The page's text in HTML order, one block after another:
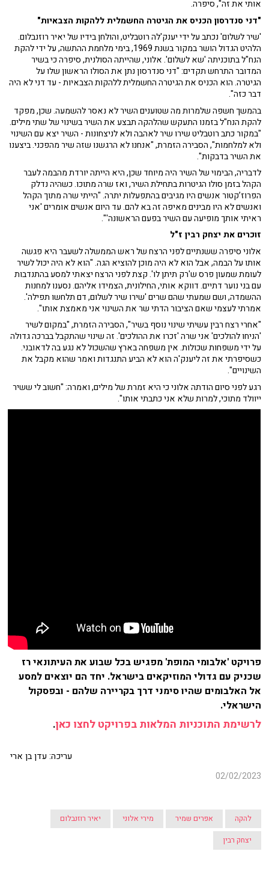
אותי את זה", סיפרה.
"דני סנדרסון הכניס את הגיטרה החשמלית ללהקות הצבאיות"
'שיר לשלום' נכתב על ידי יענק'לה רוטבליט, והולחן בידיו של יאיר רוזנבלום.
הלהיט הגדול הושר במקור בשנת 1969, בימי מלחמת ההתשה, על ידי להקת
הנח"ל בתוכניתה 'שא לשלום'. אלוני, שהייתה הסולנית, סיפרה כי בשיר
המדובר התרחש תקדים: "דני סנדרסון נתן את הסולו הראשון שלו על
הגיטרה. הוא הכניס את הגיטרה החשמלית ללהקות הצבאיות - עד דני לא היה
דבר כזה".
בהמשך חשפה שלמרות מה שטוענים השיר לא נאסר להשמעה. שכן, מפקד
להקת הנח"ל בזמנו התעקש שהלהקה תבצע את השיר בשינוי של שתי מילים.
"במקור כתב רוטבליט שירו שיר לאהבה ולא לניצחונות - השיר יצא עם השינוי
ולא למלחמות", הסבירה הזמרת, "אנחנו לא הרגשנו שזה שיר מהפכני. ביצענו
את השיר בדבקות".
לדבריה, הבימוי של השיר היה מיוחד שכן, היא הייתה יורדת מהבמה לעבר
הקהל בזמן סולו הגיטרות בתחילת השיר, ואז שרה מתוכו. כשהיה נדלק
הפרוז’קטור אנשים היו מגיבים בהתפעלות יתרה. "הייתי שרה מתוך הקהל
ואנשים לא היו מבינים מאיפה זה בא להם. עד היום אנשים אומרים 'אני
ראיתי אותך מופיעה עם השיר בפעם הראשונה'".
זוכרים את יצחק רבין ז"ל
אלוני סיפרה ששנתיים לפני הרצח של ראש הממשלה לשעבר היא פגשה
אותו על הבמה, אבל הוא לא היה מוכן להוציא הגה. "הוא לא היה יכול לשיר
לעומת שמעון פרס ש'רק תיתן לו'. קצת לפני הרצח יצאתי למסע בהתנדבות
עם בני נוער דתיים. דווקא אותי, החילונית, הצמידו אליהם. נסענו למחנות
ההשמדה, ושם שמעתי שהם שרים 'שירו שיר לשלום, דם תלחשו תפילה'.
אמרתי לעצמי שאם הציבור הדתי שר את השינוי אני מאמצת אותו".
"אחרי רצח רבין עשיתי שינוי נוסף בשיר", הסבירה הזמרת, "במקום לשיר
'הניחו להולכים' אני שרה 'זכרו את ההולכים'. זה שינוי שהתקבל בברכה גדולה
על ידי משפחות שכולות. אין משפחה בארץ שהשכול לא נגע בה לדאובני.
כשסיפרתי את זה ליענק'ה הוא לא הביע התנגדות ואמר שהוא מקבל את
השינויים".
רגע לפני סיום הודתה אלוני כי היא זמרת של מילים, ואמרה: "חשוב לי ששיר
ייוולד מתוכי, למרות שלא אני כתבתי אותו".
פרויקט 'אלבומי המופת' מפגיש בכל שבוע את העיתונאי רז
שכניק עם גדולי המוזיקאים בישראל. יחד הם יוצאים למסע
אל האלבומים שהיו סימני דרך בקריירה שלהם - ובפסקול
הישראלי.
לרשימת התוכניות המלאות בפרויקט לחצו כאן.
עריכה: עדן בן ארי
02/02/2023
להקה אפרים שמיר מירי אלוני
יאיר רוזנבלום
יצחק רבין